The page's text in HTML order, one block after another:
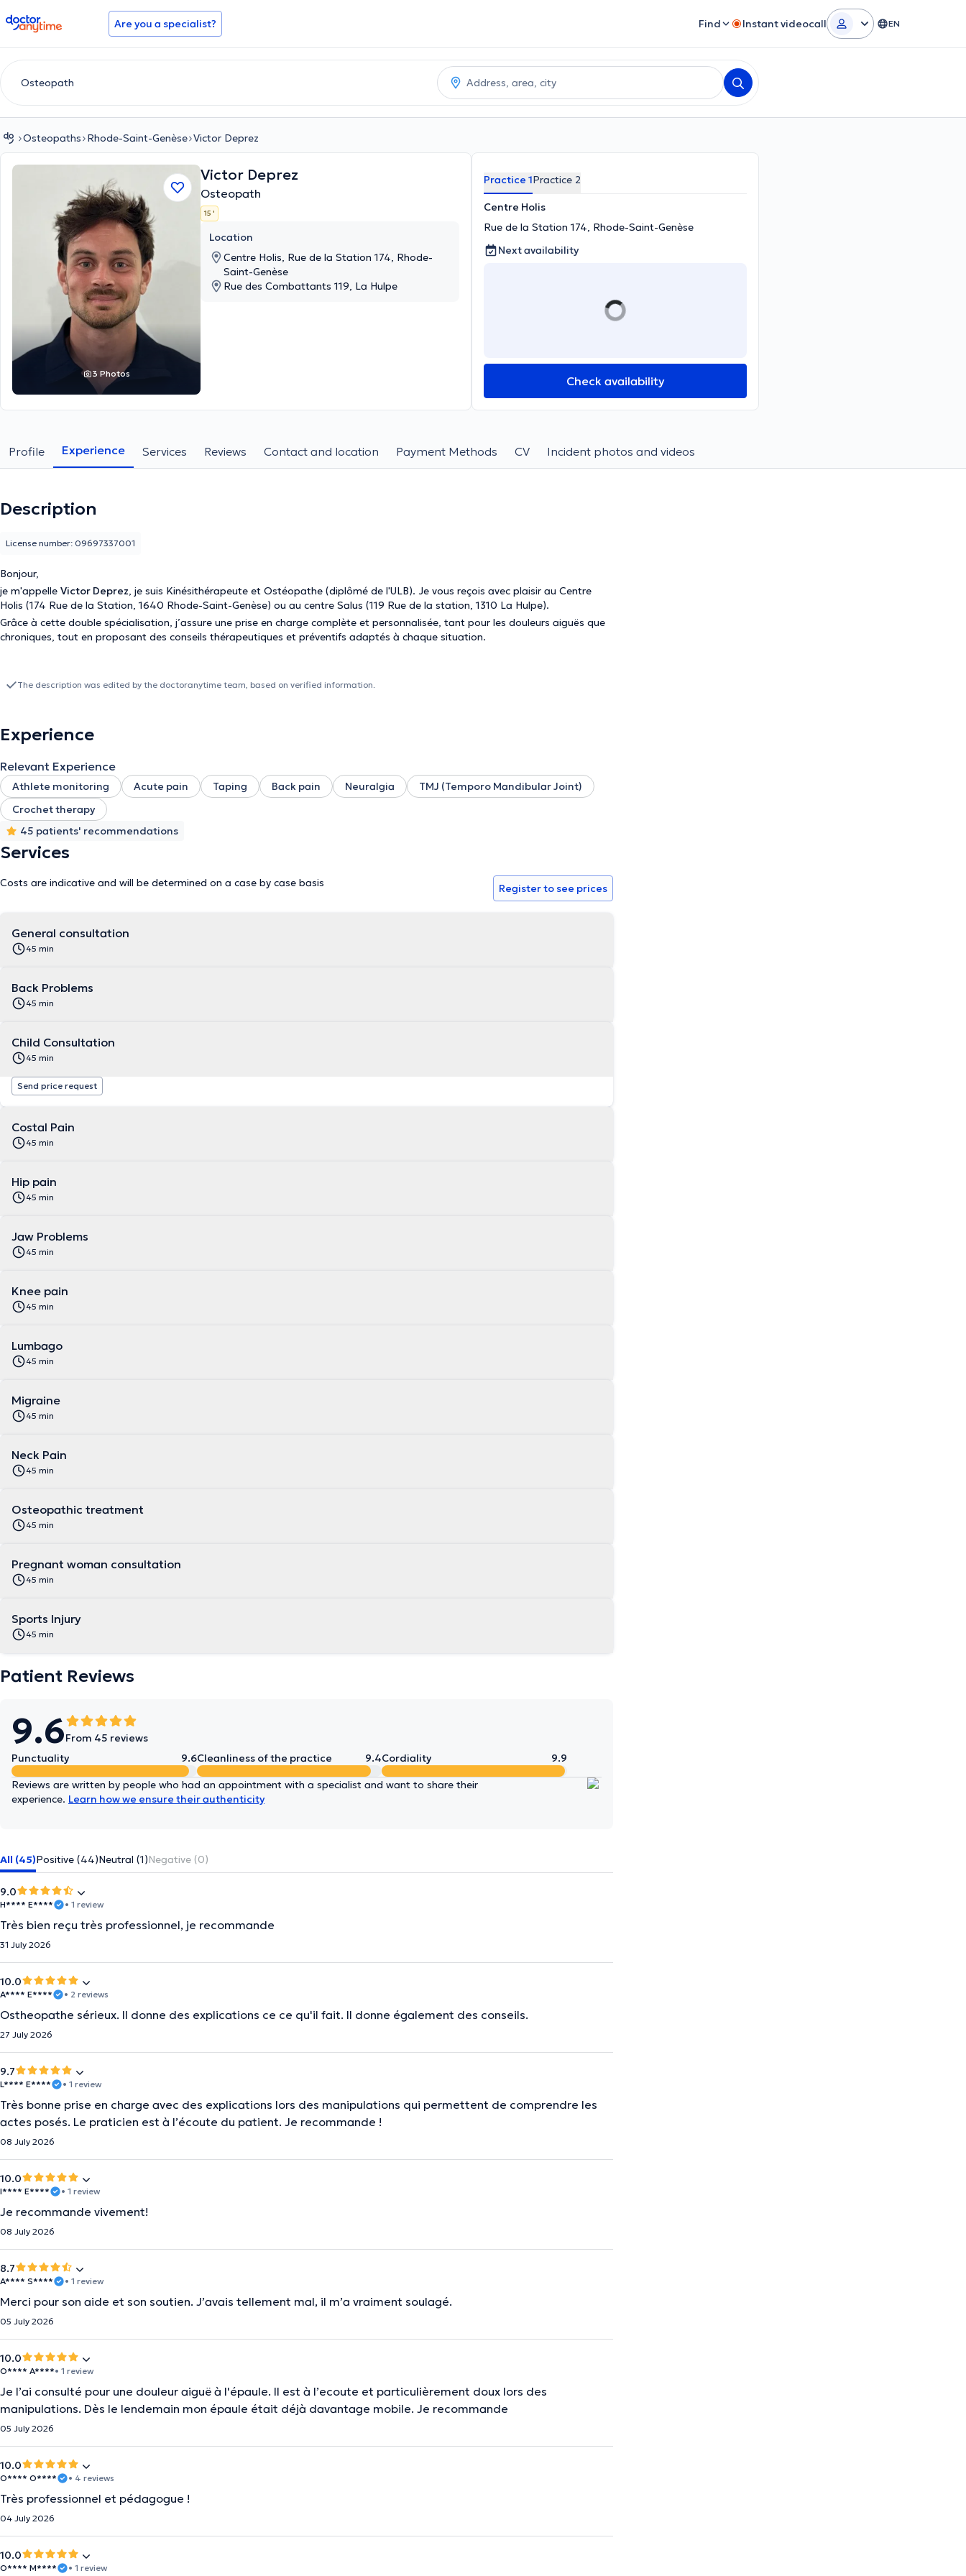
doctoranytime Are you a specialist? Find Instant videocall EN
Osteopaths Rhode-Saint-Genèse Victor Deprez
3 Photos
Victor Deprez
Osteopath
15 '
Location
Centre Holis, Rue de la Station 174, Rhode-
Saint-Genèse
Rue des Combattants 119, La Hulpe
Practice 1Practice 2
Centre Holis
Rue de la Station 174, Rhode-Saint-Genèse
Next availability
Check availability
Profile Experience Services Reviews Contact and location Payment Methods CV Incident photos and videos
Description
Bonjour,
je m'appelle Victor Deprez, je suis Kinésithérapeute et Ostéopathe (diplômé de l'ULB). Je vous reçois avec plaisir au Centre
Holis (174 Rue de la Station, 1640 Rhode-Saint-Genèse) ou au centre Salus (119 Rue de la station, 1310 La Hulpe).
Grâce à cette double spécialisation, j’assure une prise en charge complète et personnalisée, tant pour les douleurs aiguës que
chroniques, tout en proposant des conseils thérapeutiques et préventifs adaptés à chaque situation.
License number: 09697337001
The description was edited by the doctoranytime team, based on verified information.
Experience
Relevant Experience
Athlete monitoring Acute pain Taping Back pain Neuralgia
TMJ (Temporo Mandibular Joint)
Crochet therapy
45 patients' recommendations
Services
Costs are indicative and will be determined on a case by case basis Register to see prices
General consultation
45 min
Back Problems
45 min
Child Consultation
45 min
Send price request
Costal Pain
45 min
Hip pain
45 min
Jaw Problems
45 min
Knee pain
45 min
Lumbago
45 min
Migraine
45 min
Neck Pain
45 min
Osteopathic treatment
45 min
Pregnant woman consultation
45 min
Sports Injury
45 min
Patient Reviews
9.6From 45 reviews
Punctuality
9.6Cleanliness of the practice 9.4Cordiality 9.9
Reviews are written by people who had an appointment with a specialist and want to share their
experience. Learn how we ensure their authenticity
All (45)Positive (44)Neutral (1)Negative (0)
9.0
H**** E**** • 1 review
Très bien reçu très professionnel, je recommande
31 July 2026
10.0
A**** E**** • 2 reviews
Ostheopathe sérieux. Il donne des explications ce ce qu'il fait. Il donne également des conseils.
27 July 2026
9.7
L**** E**** • 1 review
Très bonne prise en charge avec des explications lors des manipulations qui permettent de comprendre les
actes posés. Le praticien est à l’écoute du patient. Je recommande !
08 July 2026
10.0
I**** E**** • 1 review
Je recommande vivement!
08 July 2026
8.7
A**** S**** • 1 review
Merci pour son aide et son soutien. J’avais tellement mal, il m’a vraiment soulagé.
05 July 2026
10.0
O**** A****• 1 review
Je l’ai consulté pour une douleur aiguë à l'épaule. Il est à l’ecoute et particulièrement doux lors des
manipulations. Dès le lendemain mon épaule était déjà davantage mobile. Je recommande
05 July 2026
10.0
O**** O**** • 4 reviews
Très professionnel et pédagogue !
04 July 2026
10.0
O**** M**** • 1 review